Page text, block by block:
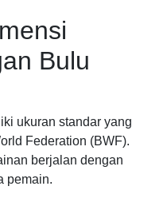
Bulu
ukuran standar yang
Federation (BWF).
berjalan dengan
pemain.